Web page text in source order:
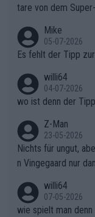
war das Loch zu
en.Teurer
Rückstand im
gibt. Diese Etappe
unkt dieser Tour in
einem harten
onkurrentin die
g kaum noch zu
ichtung Nizza.
er SD Worx und
n)
tare von dem
r die gehört nicht in
Mike
05-07-2026
Es fehlt der Tipp
willi64
04-07-2026
wo ist denn der
Z-Man
23-05-2026
Nichts für ungut,
n Vingegaard nur
willi64
07-05-2026
wie spielt man